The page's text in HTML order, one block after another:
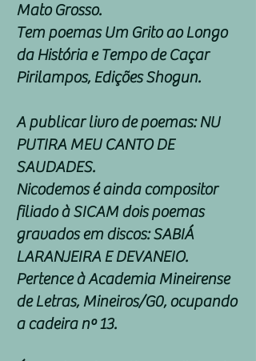
Mato Grosso.
Tem poemas Um Grito ao Longo
da História e Tempo de Caçar
Pirilampos, Edições Shogun.
A publicar livro de poemas: NU
PUTIRA MEU CANTO DE
SAUDADES.
Nicodemos é ainda compositor
filiado à SICAM dois poemas
gravados em discos: SABIÁ
LARANJEIRA E DEVANEIO.
Pertence à Academia Mineirense
de Letras, Mineiros/G0, ocupando
a cadeira nº 13.